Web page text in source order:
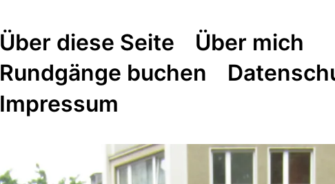
Über diese Seite
Über mich
Rundgänge buchen
Impressum